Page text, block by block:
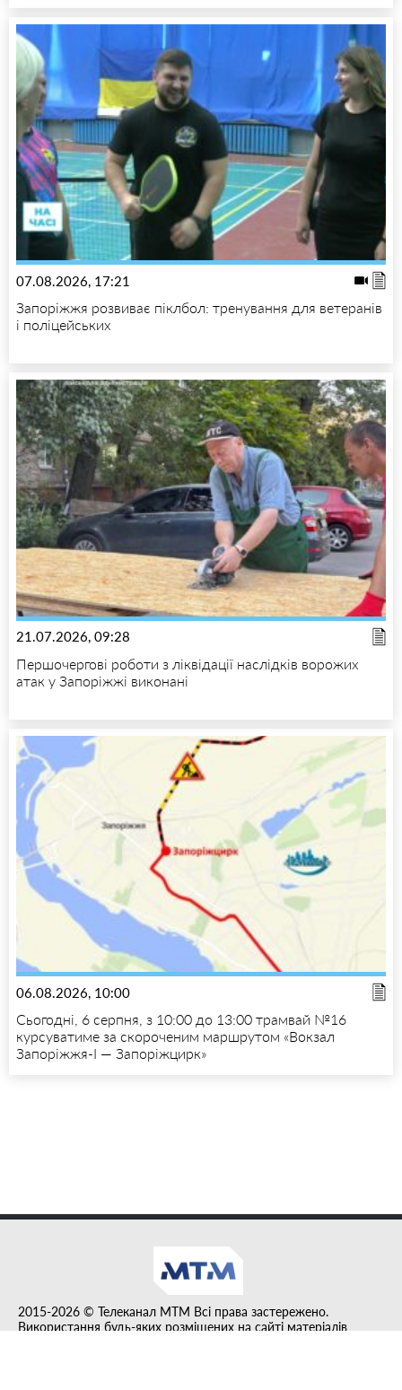
07.08.2026, 17:21
Запоріжжя розвиває піклбол: тренування для ветеранів
і поліцейських
21.07.2026, 09:28
Першочергові роботи з ліквідації наслідків ворожих
атак у Запоріжжі виконані
06.08.2026, 10:00
Сьогодні, 6 серпня, з 10:00 до 13:00 трамвай №16
курсуватиме за скороченим маршрутом «Вокзал
Запоріжжя-I — Запоріжцирк»
2015-2026 © Телеканал MTM Всі права застережено.
Використання будь-яких розміщених на сайті матеріалів